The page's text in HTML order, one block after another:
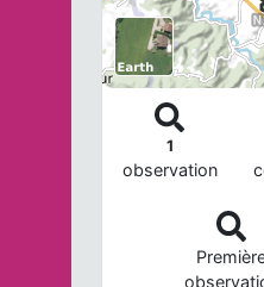
1
observation